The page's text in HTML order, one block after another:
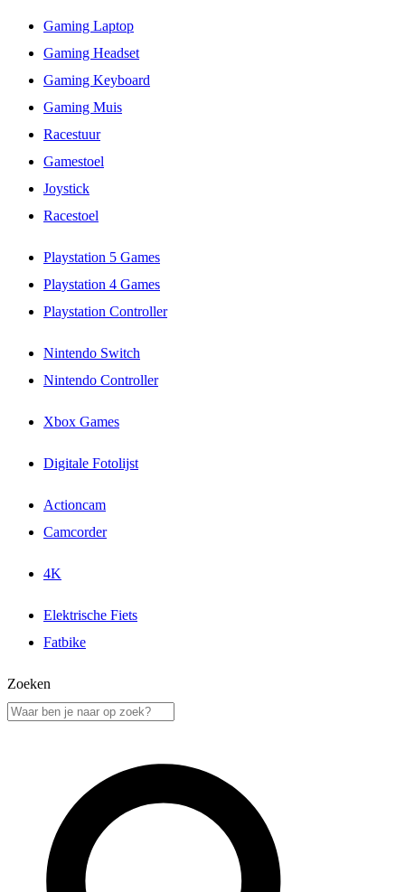
Gaming Laptop
Gaming Headset
Gaming Keyboard
Gaming Muis
Racestuur
Gamestoel
Joystick
Racestoel
Playstation 5 Games
Playstation 4 Games
Playstation Controller
Nintendo Switch
Nintendo Controller
Xbox Games
Digitale Fotolijst
Actioncam
Camcorder
4K
Elektrische Fiets
Fatbike
Zoeken